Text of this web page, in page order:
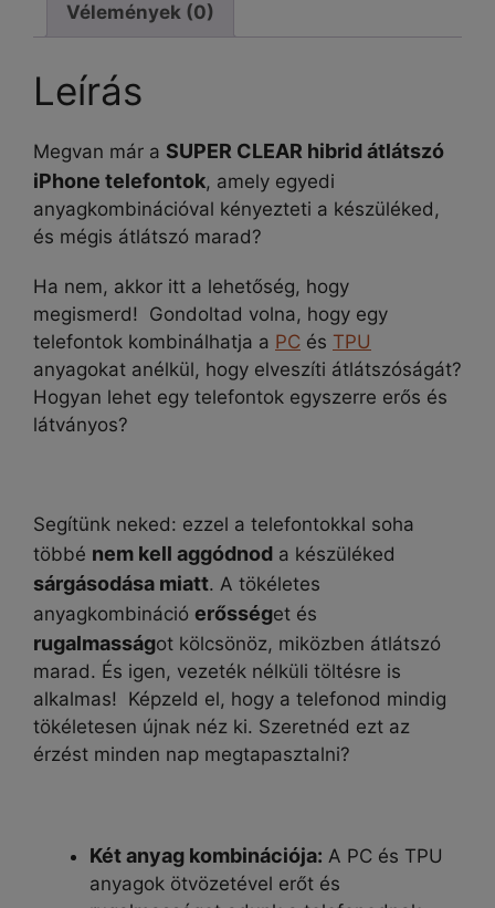
mennyiség
Vélemények (0)
Leírás
Megvan már a SUPER CLEAR hibrid átlátszó
iPhone telefontok, amely egyedi
anyagkombinációval kényezteti a készüléked,
és mégis átlátszó marad?
Ha nem, akkor itt a lehetőség, hogy
megismerd! Gondoltad volna, hogy egy
telefontok kombinálhatja a PC és TPU
anyagokat anélkül, hogy elveszíti átlátszóságát?
Hogyan lehet egy telefontok egyszerre erős és
látványos?
Segítünk neked: ezzel a telefontokkal soha
többé nem kell aggódnod a készüléked
sárgásodása miatt. A tökéletes
anyagkombináció erősséget és
rugalmasságot kölcsönöz, miközben átlátszó
marad. És igen, vezeték nélküli töltésre is
alkalmas! Képzeld el, hogy a telefonod mindig
tökéletesen újnak néz ki. Szeretnéd ezt az
érzést minden nap megtapasztalni?
Két anyag kombinációja: A PC és TPU
anyagok ötvözetével erőt és